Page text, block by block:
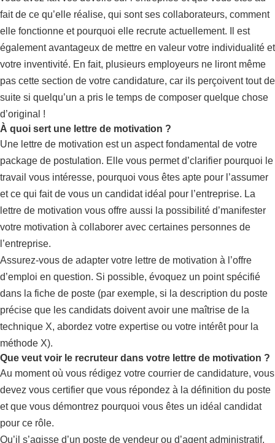
fait de ce qu’elle réalise, qui sont ses collaborateurs, comment
elle fonctionne et pourquoi elle recrute actuellement. Il est
également avantageux de mettre en valeur votre individualité et
votre inventivité. En fait, plusieurs employeurs ne liront même
pas cette section de votre candidature, car ils perçoivent tout de
suite si quelqu’un a pris le temps de composer quelque chose
d’original !
À quoi sert une lettre de motivation ?
Une lettre de motivation est un aspect fondamental de votre
package de postulation. Elle vous permet d’clarifier pourquoi le
travail vous intéresse, pourquoi vous êtes apte pour l’assumer
et ce qui fait de vous un candidat idéal pour l’entreprise. La
lettre de motivation vous offre aussi la possibilité d’manifester
votre motivation à collaborer avec certaines personnes de
l’entreprise.
Assurez-vous de adapter votre lettre de motivation à l’offre
d’emploi en question. Si possible, évoquez un point spécifié
dans la fiche de poste (par exemple, si la description du poste
précise que les candidats doivent avoir une maîtrise de la
technique X, abordez votre expertise ou votre intérêt pour la
méthode X).
Que veut voir le recruteur dans votre lettre de motivation ?
Au moment où vous rédigez votre courrier de candidature, vous
devez vous certifier que vous répondez à la définition du poste
et que vous démontrez pourquoi vous êtes un idéal candidat
pour ce rôle.
Qu’il s’agisse d’un poste de vendeur ou d’agent administratif,